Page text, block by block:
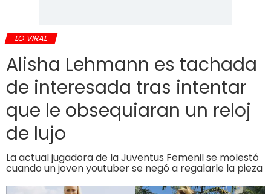
LO VIRAL
Alisha Lehmann es tachada
de interesada tras intentar
que le obsequiaran un reloj
de lujo
La actual jugadora de la Juventus Femenil se molestó
cuando un joven youtuber se negó a regalarle la pieza